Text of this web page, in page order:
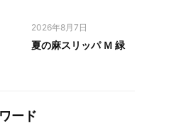
2026年8月7日
夏の麻スリッパ Ｍ 緑
ード